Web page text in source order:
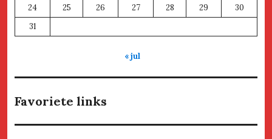
24
25 26 27 28 29
30
31
« jul
Favoriete links